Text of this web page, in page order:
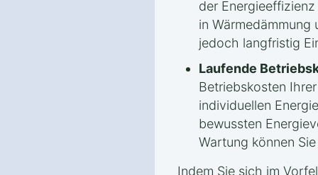
der
in Wärmedämmung
jedoch langfristig
Laufende
Betriebskosten
individuellen
bewussten
Wartung können
Indem Sie sich im